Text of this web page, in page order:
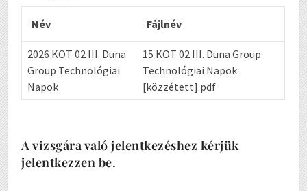
Név Fájlnév
2026 KOT 02 III. Duna
Group Technológiai
Napok
15 KOT 02 III. Duna Group
Technológiai Napok
[közzétett].pdf
A vizsgára való jelentkezéshez kérjük
jelentkezzen be.